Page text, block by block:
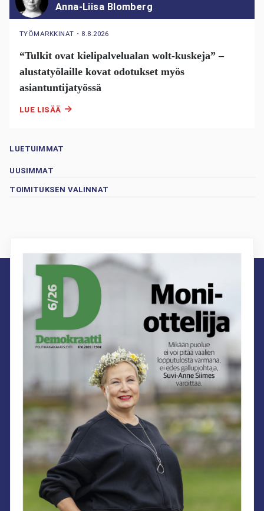
Anna-Liisa Blomberg
TYÖMARKKINAT ・ 8.8.2026
“Tulkit ovat kielipalvelualan wolt-kuskeja” –
alustatyölaille kovat odotukset myös
asiantuntijatyössä
LUE LISÄÄ
LUETUIMMAT
UUSIMMAT
TOIMITUKSEN VALINNAT